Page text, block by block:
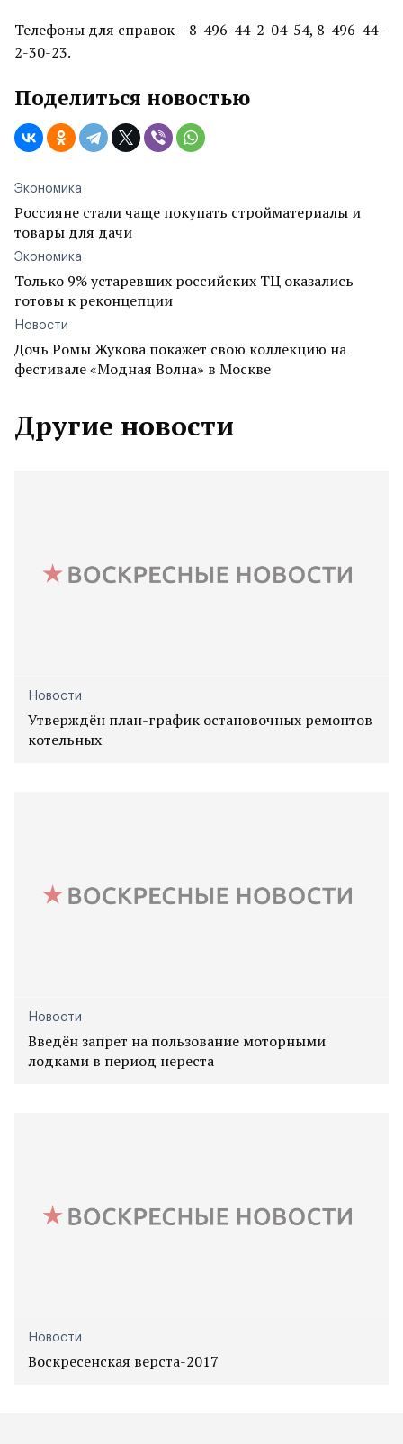
Телефоны для справок – 8-496-44-2-04-54, 8-496-44-
2-30-23.
Поделиться новостью
Экономика
Россияне стали чаще покупать стройматериалы и
товары для дачи
Экономика
Только 9% устаревших российских ТЦ оказались
готовы к реконцепции
Новости
Дочь Ромы Жукова покажет свою коллекцию на
фестивале «Модная Волна» в Москве
Другие новости
Новости
Утверждён план-график остановочных ремонтов
котельных
Новости
Введён запрет на пользование моторными
лодками в период нереста
Новости
Воскресенская верста-2017